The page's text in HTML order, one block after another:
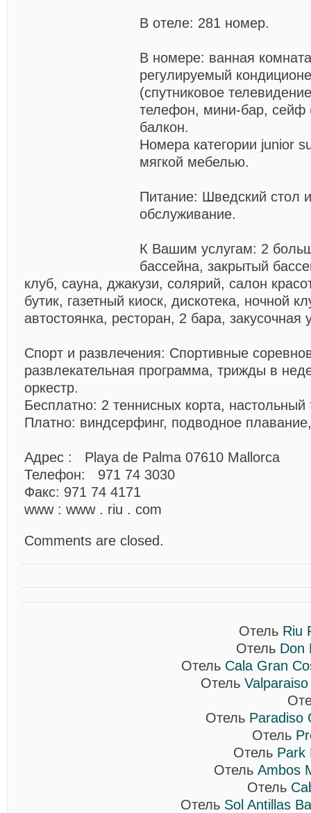
В отеле: 281 номер.
В номере: ванная
регулируемый
(спутниковое
телефон, мини-бар, сейф
балкон.
Номера категории junior
мягкой мебелью.
Питание: Шведский стол
обслуживание.
К Вашим услугам: 2
бассейна, закрытый
клуб, сауна, джакузи, солярий, салон
бутик, газетный киоск, дискотека, ночной
автостоянка, ресторан, 2 бара, закусочная
Спорт и развлечения: Спортивные
развлекательная программа, трижды в
оркестр.
Бесплатно: 2 теннисных корта,
Платно: виндсерфинг, подводное
Адрес :
Playa de Palma 07610 Mallorca
Телефон:
971 74 3030
Факс: 971 74 4171
www : www . riu . com
Comments are closed.
Отель Riu
Отель Don
Отель Cala Gran
Отель
Отель Paradiso
Отель
Отель Park
Отель Ambos
Отель
Отель Sol Antillas